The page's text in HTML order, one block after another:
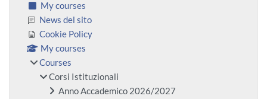
My courses
News del sito
Cookie Policy
My courses
Courses
Corsi Istituzionali
Anno Accademico 2026/2027